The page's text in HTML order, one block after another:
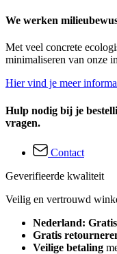
We werken
Met veel concrete
minimaliseren van onze
Hier vind je meer
Hulp nodig bij je
vragen.
Contact
Geverifieerde kwaliteit
Veilig en vertrouwd
Nederland:
Gratis
Veilige betaling